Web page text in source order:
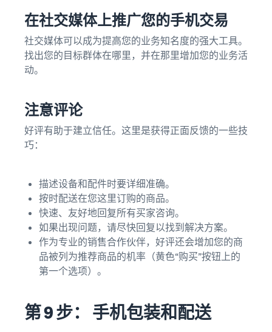
在社交媒体上推广您的手机交易
社交媒体可以成为提高您的业务知名度的强大工具。
找出您的目标群体在哪里，并在那里增加您的业务活
动。
注意评论
好评有助于建立信任。这里是获得正面反馈的一些技
巧：
描述设备和配件时要详细准确。
按时配送在您这里订购的商品。
快速、友好地回复所有买家咨询。
如果出现问题，请尽快回复以找到解决方案。
作为专业的销售合作伙伴，好评还会增加您的商
品被列为推荐商品的机率（黄色“购买”按钮上的
第一个选项）。
第 9 步： 手机包装和配送